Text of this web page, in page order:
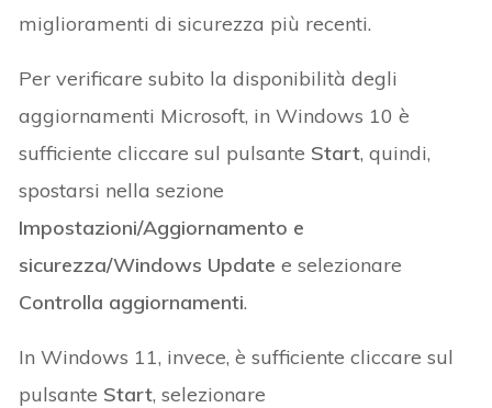
miglioramenti di sicurezza più recenti.
Per verificare subito la disponibilità degli
aggiornamenti Microsoft, in Windows 10 è
sufficiente cliccare sul pulsante Start, quindi,
spostarsi nella sezione
Impostazioni/Aggiornamento e
sicurezza/Windows Update e selezionare
Controlla aggiornamenti.
In Windows 11, invece, è sufficiente cliccare sul
pulsante Start, selezionare